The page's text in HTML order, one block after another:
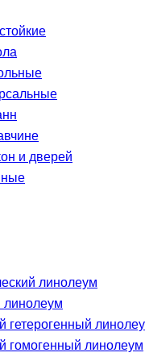
и дверей
линолеум
гетерогенный
гомогенный линолеум